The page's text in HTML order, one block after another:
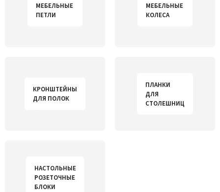
МЕБЕЛЬНЫЕ
ПЕТЛИ
МЕБЕЛЬНЫЕ
КОЛЕСА
КРОНШТЕЙНЫ
ДЛЯ ПОЛОК
ПЛАНКИ
ДЛЯ
СТОЛЕШНИЦ
НАСТОЛЬНЫЕ
РОЗЕТОЧНЫЕ
БЛОКИ